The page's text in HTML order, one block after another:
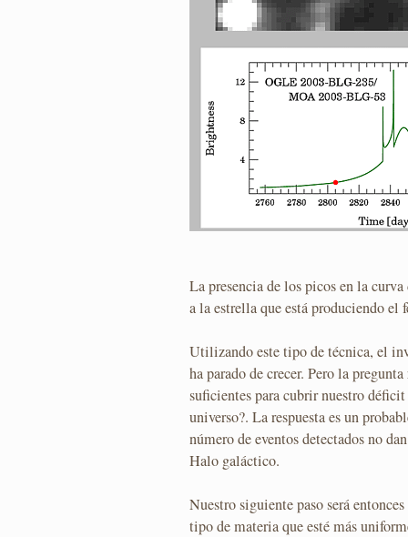
La presencia de los picos en la
a la estrella que está produciendo
Utilizando este tipo de técnica, el
ha parado de crecer. Pero la
suficientes para cubrir nuestro
universo?. La respuesta es un
número de eventos detectados no
Halo galáctico.
Nuestro siguiente paso será
tipo de materia que esté más